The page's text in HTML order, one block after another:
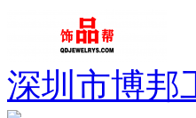
深圳市博邦